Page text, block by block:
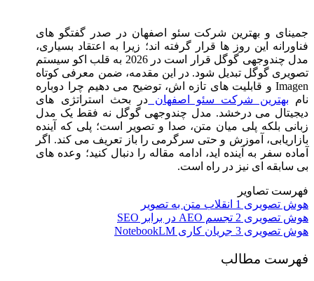
جمینای و بهترین شرکت سئو اصفهان در صدر گفتگو های
فناورانه این روز ها قرار گرفته ‌اند؛ زیرا به اعتقاد بسیاری،
مدل چندوجهی گوگل قرار است در 2026 به قلب اکو سیستم
تصویری گوگل تبدیل شود. در این مقدمه، ضمن معرفی کوتاه
Imagen و قابلیت‌ های تازه‌ اش، توضیح می‌ دهیم چرا دوباره
نام بهترین شرکت سئو اصفهان در بحث استراتژی ‌های
دیجیتال می ‌درخشد. مدل چندوجهی گوگل نه فقط یک مدل
زبانی بلکه پلی میان متن، صدا و تصویر است؛ پلی که آینده
بازاریابی، آموزش و حتی سرگرمی را باز تعریف می‌ کند. اگر
آماده سفر به آینده ‌اید، ادامه مقاله را دنبال کنید؛ وعده ‌های
بی ‌سابقه ‌ای نیز در راه است.
فهرست تصاویر
هوش تصویری 1 انقلاب متن به تصویر
هوش تصویری 2 تجسم AEO در برابر SEO
هوش تصویری 3 جریان کاری NotebookLM
فهرست مطالب